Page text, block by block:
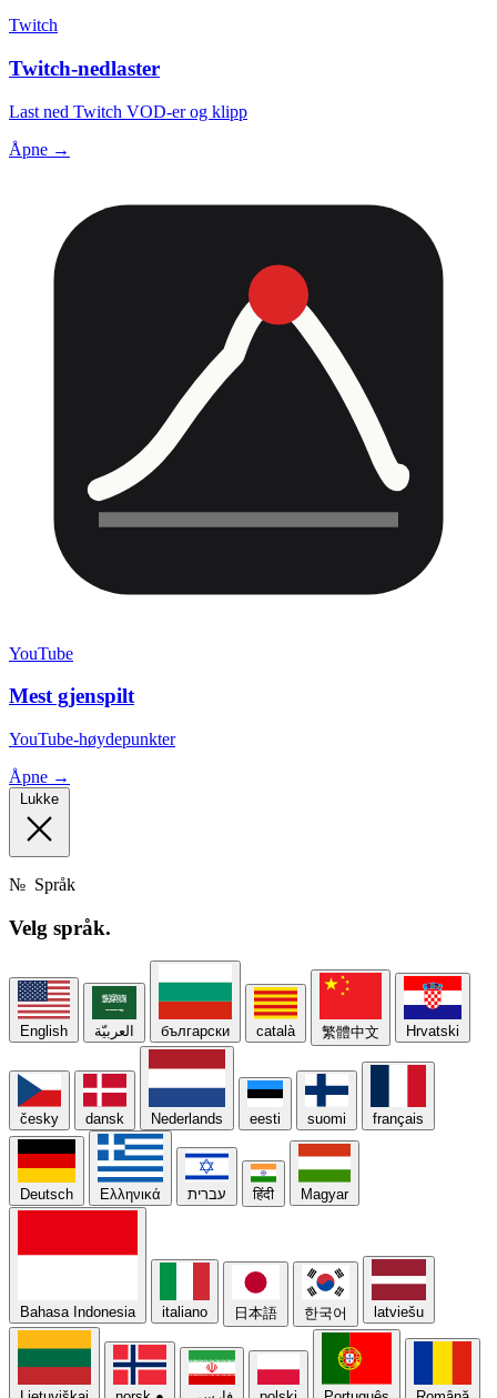
Twitch
Twitch-nedlaster
Last ned Twitch VOD-er og klipp
Åpne →
YouTube
Mest gjenspilt
YouTube-høydepunkter
Åpne →
Lukke
№ Språk
Velg språk.
English العربيّة български català 繁體中文 Hrvatski
česky dansk Nederlands eesti suomi français
Deutsch Ελληνικά עברית हिंदी Magyar
Bahasa Indonesia italiano 日本語 한국어 latviešu